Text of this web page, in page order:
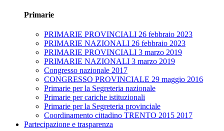
Primarie
PRIMARIE PROVINCIALI 26 febbraio 2023
PRIMARIE NAZIONALI 26 febbraio 2023
PRIMARIE PROVINCIALI 3 marzo 2019
PRIMARIE NAZIONALI 3 marzo 2019
Congresso nazionale 2017
CONGRESSO PROVINCIALE 29 maggio 2016
Primarie per la Segreteria nazionale
Primarie per cariche istituzionali
Primarie per la Segreteria provinciale
Coordinamento cittadino TRENTO 2015 2017
Partecipazione e trasparenza